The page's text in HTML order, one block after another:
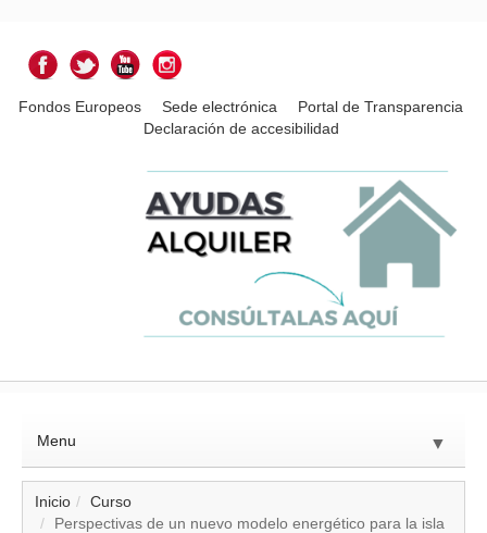
Fondos Europeos Sede electrónica
Portal de Transparencia
Declaración de accesibilidad
Menu ▼
Inicio
Curso
Perspectivas de un nuevo modelo energético para la isla